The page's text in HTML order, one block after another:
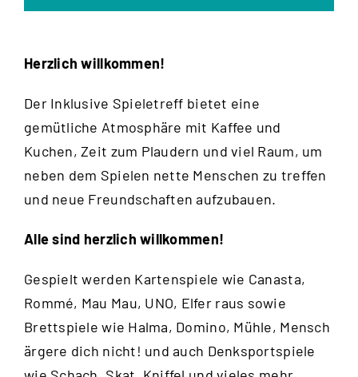
Herzlich willkommen!
Der Inklusive Spieletreff bietet eine
gemütliche Atmosphäre mit Kaffee und
Kuchen, Zeit zum Plaudern und viel Raum, um
neben dem Spielen nette Menschen zu treffen
und neue Freundschaften aufzubauen.
Alle sind herzlich willkommen!
Gespielt werden Kartenspiele wie Canasta,
Rommé, Mau Mau, UNO, Elfer raus sowie
Brettspiele wie Halma, Domino, Mühle, Mensch
ärgere dich nicht! und auch Denksportspiele